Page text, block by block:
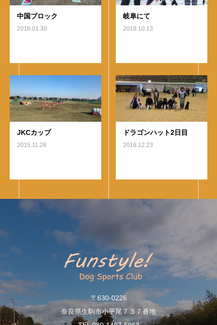
中国ブロック
2016.01.30
岐阜にて
2018.10.13
JKCカップ
2015.11.28
ドラゴンハット2日目
2018.12.23
〒630-0226
奈良県生駒市小平尾７３７番地